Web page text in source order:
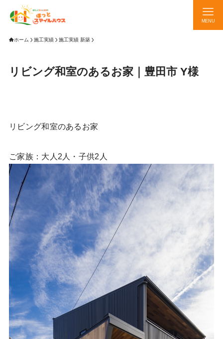
MENU
ホーム 施工実績 施工実績 新築
リビング和室のあるお家｜豊田市 Y様
リビング和室のあるお家
ご家族：大人2人・子供2人